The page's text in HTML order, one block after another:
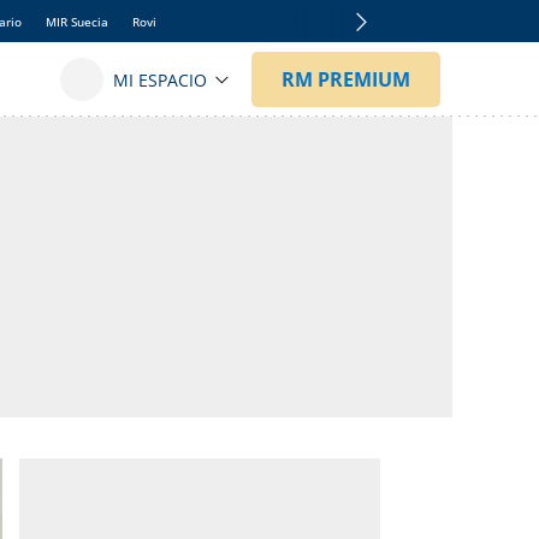
MIR Suecia Rovi